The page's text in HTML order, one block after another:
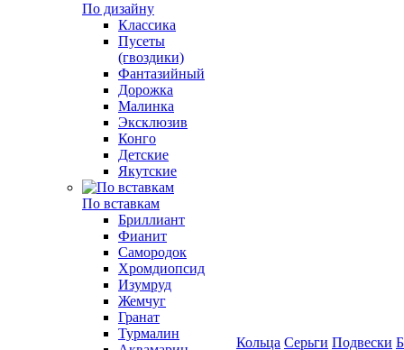
По дизайну
Классика
Пусеты
(гвоздики)
Фантазийный
Дорожка
Малинка
Эксклюзив
Конго
Детские
Якутские
По вставкам
Бриллиант
Фианит
Самородок
Хромдиопсид
Изумруд
Жемчуг
Гранат
Турмалин
Кольца Серьги Подвески